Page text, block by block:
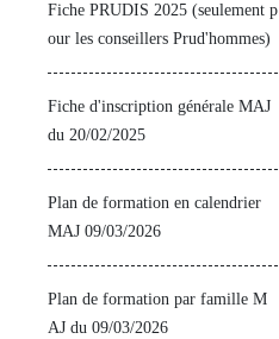
Fiche PRUDIS 2025 (seulement p
our les conseillers Prud'hommes)
Fiche d'inscription générale MAJ
du 20/02/2025
Plan de formation en calendrier
MAJ 09/03/2026
Plan de formation par famille M
AJ du 09/03/2026